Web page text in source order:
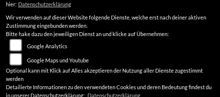
AGB
Impressum
Datenschutz
Disclaimer
hier: Datenschutzerklärung
Wir verwenden auf dieser Website folgende Dienste, welche erst nach deiner aktiven
Zustimmung eingebunden werden.
Bitte hake dazu den jeweiligen Dienst an und klicke auf Übernehmen:
Google Analytics
Google Maps und Youtube
Optional kann mit Klick auf Alles akzeptieren der Nutzung aller Dienste zugestimmt
werden
Detailierte Informationen zu den verwendeten Cookies und deren Bedeutung findest du
in unserer Datenschutzerklärung: Datenschutzerklärung